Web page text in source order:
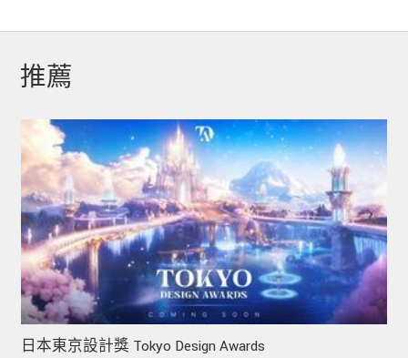
推薦
日本東京設計獎 Tokyo Design Awards